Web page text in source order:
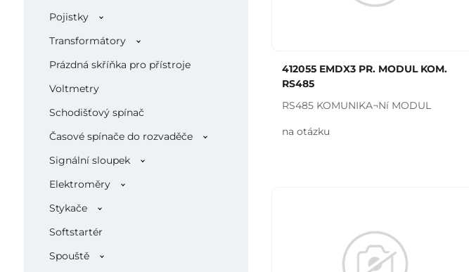
Pojistky
Transformátory
Prázdná skříňka pro přístroje
Voltmetry
Schodišťový spínač
Časové spínače do rozvaděče
Signální sloupek
Elektroměry
Stykače
Softstartér
Spouště
412055 EMDX3 PR. MODUL KOM.
RS485
RS485 KOMUNIKA¬Ní MODUL
na otázku